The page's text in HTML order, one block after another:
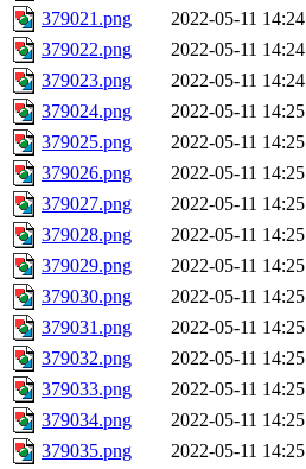
379021.png
2022-05-11 14:24
379022.png
2022-05-11 14:24
379023.png
2022-05-11 14:24
379024.png
2022-05-11 14:25
379025.png
2022-05-11 14:25
379026.png
2022-05-11 14:25
379027.png
2022-05-11 14:25
379028.png
2022-05-11 14:25
379029.png
2022-05-11 14:25
379030.png
2022-05-11 14:25
379031.png
2022-05-11 14:25
379032.png
2022-05-11 14:25
379033.png
2022-05-11 14:25
379034.png
2022-05-11 14:25
379035.png
2022-05-11 14:25